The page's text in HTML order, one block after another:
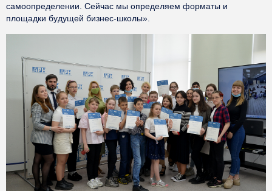
самоопределении. Сейчас мы определяем форматы и
площадки будущей бизнес-школы».